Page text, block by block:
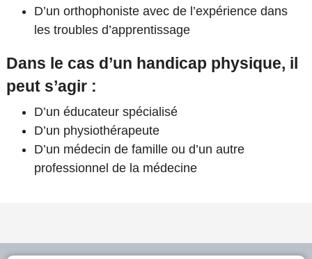
D’un orthophoniste avec de l’expérience dans
les troubles d’apprentissage
Dans le cas d’un handicap physique, il
peut s’agir :
D’un éducateur spécialisé
D’un physiothérapeute
D’un médecin de famille ou d’un autre
professionnel de la médecine